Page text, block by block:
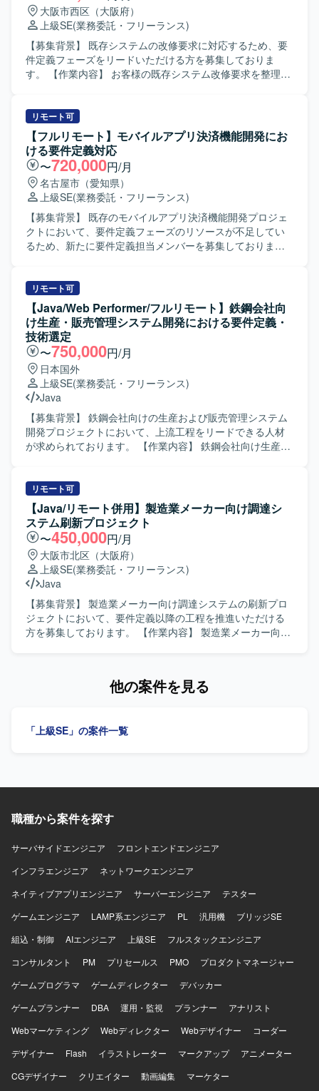
会議のファシリテーションや論点整理、関係者間の合意形
成を主体的に進めていただきます。 【求める人物像】 シス
テム開発の上流工程に強みを持ち、開発経験を背景に要件
定義・設計・開発寄りの実務に継続して関わってこられた
方を求めております。 論理的思考力をもとに課題や論点を
者など多様なステークホルダーと円滑にコミュニケーショ
ンを取りながら、要望を整理し開発側へ適切に落とし込め
る方を想定しています。 【ポジションの魅力】 大手企業の
基幹システムにおける新機能開発プロジェクトに上流工程
から関わることができ、ビジネス部門と開発側の双方に近
い立場で価値提供できるポジションです。 要件定義や設
計、各種レビューを通じて、システム全体の構造理解や業
務知見を深めることができます。 リーダー枠として参画い
ただく場合は、要件定義や仕様調整をリードしながら、開
発メンバーとの技術的な対話を通じてプロジェクトを推進
工程を中心とした環境での業務となります。具体的な技術
スタックやプロダクト環境は、既存の基幹システムと連携
した形での検討・レビューを行っていただきます。
大阪市西区（大阪府）
上級SE(業務委託・フリーランス)
【募集背景】 既存システムの改修要求に対応するため、要
件定義フェーズをリードいただける方を募集しておりま
す。 【作業内容】 お客様の既存システム改修要求を整理
上流工程に関わる各種調整・ドキュメント作成もご担当い
ただきます。 【求める人物像】 率先してお客様やメンバー
とコミュニケーションを取りながら業務推進ができる方を
求めております。既存資料やソースから主体的に情報を収
集し、不明点は周囲に質問しながら自ら進んで確認できる
方にマッチするポジションです。 【ポジションの魅力】 複
数のアプリケーションに関する要件定義および基本設計に
関与でき、上流工程のスキルを幅広く磨いていただけま
す。お客様折衝や見積対応など、プロジェクト全体を見通
した経験を積むことができます。 【開発環境】 詳細な技術
す。
リモート可
【フルリモート】モバイルアプリ決済機能開発にお
ける要件定義対応
〜720,000円/月
名古屋市（愛知県）
上級SE(業務委託・フリーランス)
【募集背景】 既存のモバイルアプリ決済機能開発プロジェ
クトにおいて、要件定義フェーズのリソースが不足してい
るため、新たに要件定義担当メンバーを募集しておりま
とのミーティングに参加し、業務要件やシステム要件の整
理・文書化を行っていただきます。 既存メンバーと連携し
ながら、決済機能に関わる業務フローや画面・機能の要件
を整理し、合意形成を図りながらドキュメントへ落とし込
んでいただきます。 【求める人物像】 モバイルアプリおよ
び決済機能に関する知見を持ち、自ら主体的に情報を収集
しながら要件を整理できる方を求めております。 顧客との
コミュニケーションを通じて課題やニーズを的確に把握
し、分かりやすいドキュメントとしてまとめられる方が望
ましいです。 チームメンバーと協調しながらプロジェクト
を推進できる方を歓迎いたします。 【ポジションの魅力】
モバイルアプリの決済領域における要件定義を中心的に担
を受けながら、顧客との折衝や要件整理のスキルを高めて
いただけます。 【開発環境】 モバイルアプリを対象とした
決済機能開発プロジェクトにおいて、要件定義書などのド
キュメントベースで要件を整理する環境となっておりま
す。
リモート可
【Java/Web Performer/フルリモート】鉄鋼会社向
け生産・販売管理システム開発における要件定義・
技術選定
〜750,000円/月
日本国外
上級SE(業務委託・フリーランス)
Java
【募集背景】 鉄鋼会社向けの生産および販売管理システム
開発プロジェクトにおいて、上流工程をリードできる人材
が求められております。 【作業内容】 鉄鋼会社向け生産・
Performer（ローコード）」と「Java（スクラッチ）」の双
方を比較・検討しながら、最適な開発方針の策定を行って
いただきます。 要件定義に加え、技術選定、比較検討、基
本設計など上流工程全般をリードしていただきます。 【求
める人物像】 ビジネス要件を正しく理解し、開発手法や技
術選定のメリット・デメリットを整理したうえで提案がで
きる方を求めております。 関係者とのコミュニケーション
を取りながら、主体的に要件定義や仕様策定を進められる
方が望ましいです。 【ポジションの魅力】 ローコードとス
クラッチ開発の双方を比較しながら技術選定を行うことが
でき、上流工程からシステム全体のアーキテクチャ検討に
Web Performer, Java
リモート可
【Java/リモート併用】製造業メーカー向け調達シ
ステム刷新プロジェクト
〜450,000円/月
大阪市北区（大阪府）
上級SE(業務委託・フリーランス)
Java
【募集背景】 製造業メーカー向け調達システムの刷新プロ
ジェクトにおいて、要件定義以降の工程を推進いただける
方を募集しております。 【作業内容】 製造業メーカー向け
アリングを通じて業務を整理し、ドキュメントとして取り
移行まで一連の工程を経験できる点が魅力となります。製
キルを高めていただけます。 【開発環境】 Webシステム開
語としてJavaが想定されております。
他の案件を見る
「上級SE」の案件一覧
職種から案件を探す
サーバサイドエンジニア
フロントエンドエンジニア
インフラエンジニア
ネットワークエンジニア
ネイティブアプリエンジニア
サーバーエンジニア
テスター
ゲームエンジニア
LAMP系エンジニア PL 汎用機
ブリッジSE
組込・制御
AIエンジニア 上級SE
フルスタックエンジニア
コンサルタント
PM プリセールス PMO
プロダクトマネージャー
ゲームプログラマ
ゲームディレクター
デバッカー
ゲームプランナー
DBA 運用・監視 プランナー
アナリスト
Webマーケティング
Webディレクター Webデザイナー
コーダー
デザイナー
Flash イラストレーター マークアップ
アニメーター
CGデザイナー
クリエイター 動画編集
マーケター